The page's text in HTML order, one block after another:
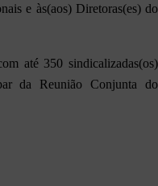
e às(aos) Diretoras(es) do
até 350 sindicalizadas(os)
da Reunião Conjunta do